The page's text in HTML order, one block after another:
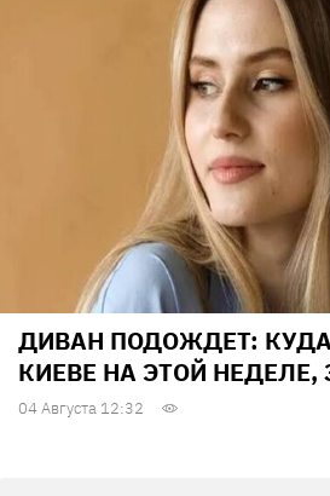
ДИВАН ПОДОЖДЕТ:
КИЕВЕ НА ЭТОЙ НЕДЕЛЕ,
04 Августа 12:32